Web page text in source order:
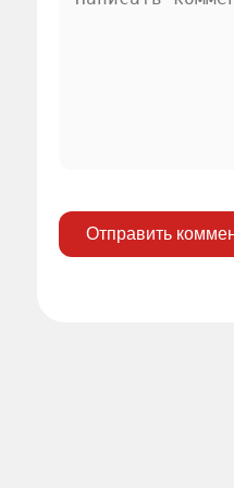
Отправить